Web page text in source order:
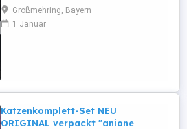
an Selbstabholer. Bitte nur auf WhatsApp
oder Email kontaktieren.
Großmehring, Bayern
1 Januar
Katzenkomplett-Set NEU
ORIGINAL verpackt "anione